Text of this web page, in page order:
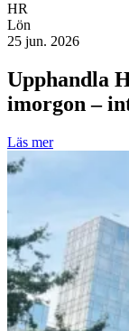
HR
Lön
25 jun. 2026
Upphandla
imorgon –
Läs mer